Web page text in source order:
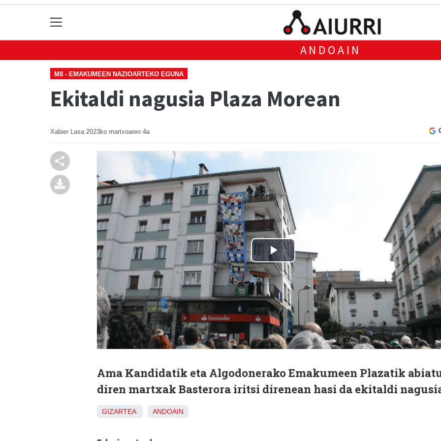
ANDOAIN
M8 - EMAKUMEEN NAZIOARTEKO EGUNA
Ekitaldi nagusia Plaza Morean
Xabier Lasa 2023ko martxoaren 4a
Ama Kandidatik eta Algodonerako Emakumeen Plazatik
diren martxak Basterora iritsi direnean hasi da ekitaldi
GIZARTEA ANDOAIN